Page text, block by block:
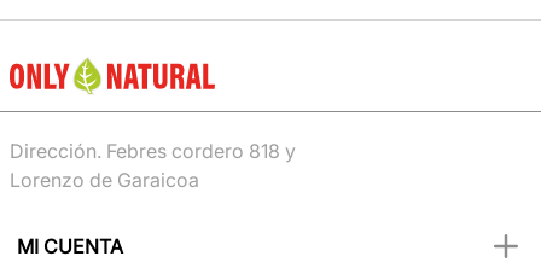
Dirección. Febres cordero 818 y
Lorenzo de Garaicoa
MI CUENTA